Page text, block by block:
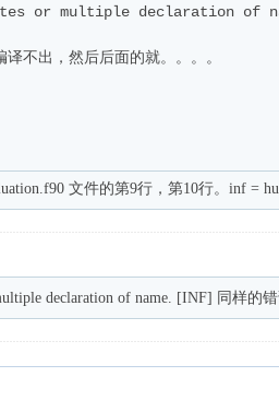
or multiple declaration of
不出，然后后面的就。。。。
文件的第9行，第10行。inf =
declaration of name. [INF] 同样